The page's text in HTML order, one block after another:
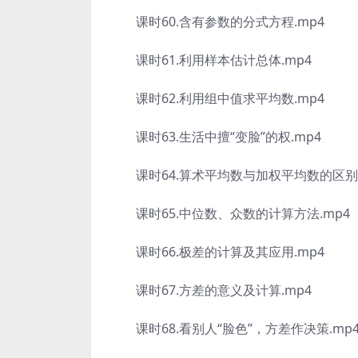
课时60.含有参数的分式方程.mp4
课时61.利用样本估计总体.mp4
课时62.利用组中值求平均数.mp4
课时63.生活中擅“变脸”的权.mp4
课时64.算术平均数与加权平均数的区
课时65.中位数、众数的计算方法.mp4
课时66.极差的计算及其应用.mp4
课时67.方差的意义及计算.mp4
课时68.看别人“脸色”，方差作决策